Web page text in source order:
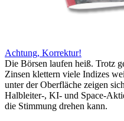
Achtung, Korrektur!
Die Börsen laufen heiß. Trotz
Zinsen klettern viele Indizes
unter der Oberfläche zeigen
Halbleiter-, KI- und Space-
die Stimmung drehen kann.